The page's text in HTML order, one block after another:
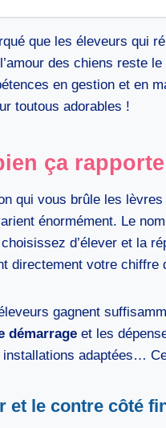
que les éleveurs qui
des chiens reste
en gestion et en
toutous adorables !
ça
qui vous brûle les
énormément. Le
d’élever et la
directement votre chiffre
gagnent
démarrage et les
adaptées…
et le contre côté